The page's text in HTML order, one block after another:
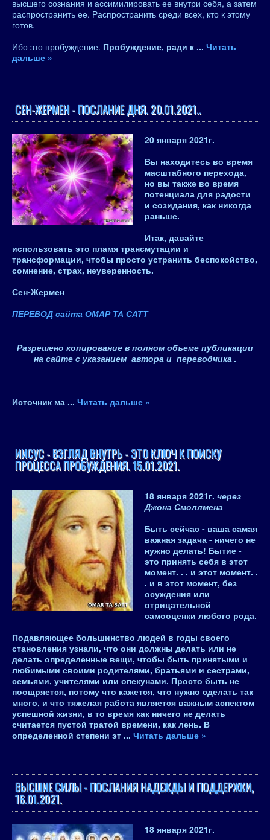
высшего сознания и ассимилировать ее внутри себя, а затем
распространить ее. Распространить среди всех, кто к этому
готов.
Ибо это пробуждение. Пробуждение, ради к ... Читать
дальше »
СЕН-ЖЕРМЕН - ПОСЛАНИЕ ДНЯ. 20.01.2021..
20 января 2021г.
Вы находитесь во время
масштабного перехода,
но вы также во время
потенциала для радости
и созидания, как никогда
раньше.
Итак, давайте
использовать это пламя трансмутации и
трансформации, чтобы просто устранить беспокойство,
сомнение, страх, неуверенность.
Сен-Жермен
ПЕРЕВОД сайта ОМАР ТА САТТ
Разрешено копирование в полном объеме публикации
на сайте с указанием автора и переводчика .
Источник ма ... Читать дальше »
ИИСУС - ВЗГЛЯД ВНУТРЬ - ЭТО КЛЮЧ К ПОИСКУ
ПРОЦЕССА ПРОБУЖДЕНИЯ. 15.01.2021.
18 января 2021г. через
Джона Смоллмена
Быть сейчас - ваша самая
важная задача - ничего не
нужно делать! Бытие -
это принять себя в этот
момент. . . и этот момент. .
. и в этот момент, без
осуждения или
отрицательной
самооценки любого рода.
Подавляющее большинство людей в годы своего
становления узнали, что они должны делать или не
делать определенные вещи, чтобы быть принятыми и
любимыми своими родителями, братьями и сестрами,
семьями, учителями или опекунами. Просто быть не
поощряется, потому что кажется, что нужно сделать так
много, и что тяжелая работа является важным аспектом
успешной жизни, в то время как ничего не делать
считается пустой тратой времени, как лень. В
определенной степени эт ... Читать дальше »
ВЫСШИЕ СИЛЫ - ПОСЛАНИЯ НАДЕЖДЫ И ПОДДЕРЖКИ,
16.01.2021.
18 января 2021г.